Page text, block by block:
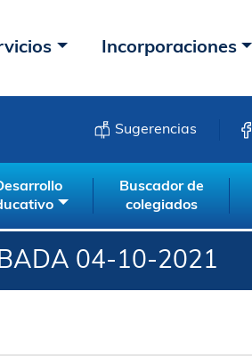
Incorporaciones
Sugerencias
Buscador de
colegiados
04-10-2021